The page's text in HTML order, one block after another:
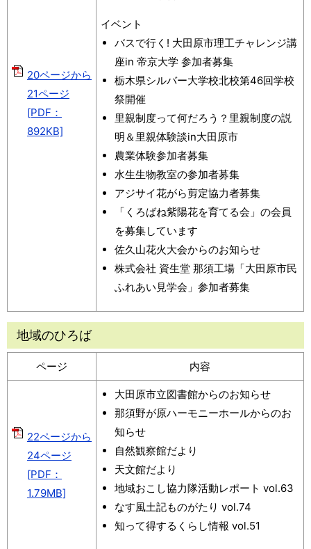
20ページから
21ページ
[PDF：
892KB]
イベント
バスで行く! 大田原市理工チャレンジ講
座in 帝京大学 参加者募集
栃木県シルバー大学校北校第46回学校
祭開催
里親制度って何だろう？里親制度の説
明＆里親体験談in大田原市
農業体験参加者募集
水生生物教室の参加者募集
アジサイ花がら剪定協力者募集
「くろばね紫陽花を育てる会」の会員
を募集しています
佐久山花火大会からのお知らせ
株式会社 資生堂 那須工場「大田原市民
ふれあい見学会」参加者募集
地域のひろば
ページ 内容
22ページから
24ページ
[PDF：
1.79MB]
大田原市立図書館からのお知らせ
那須野が原ハーモニーホールからのお
知らせ
自然観察館だより
天文館だより
地域おこし協力隊活動レポート vol.63
なす風土記ものがたり vol.74
知って得するくらし情報 vol.51